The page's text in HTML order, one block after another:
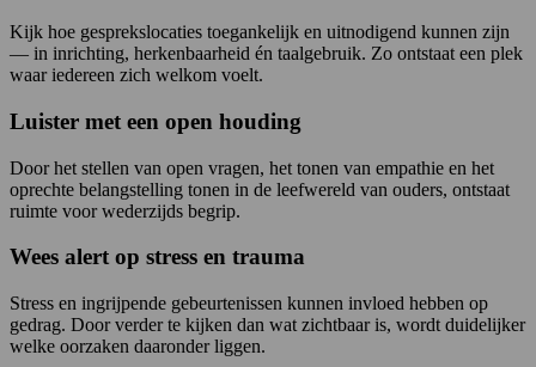
Kijk hoe gesprekslocaties toegankelijk en uitnodigend kunnen zijn
— in inrichting, herkenbaarheid én taalgebruik. Zo ontstaat een plek
waar iedereen zich welkom voelt.
Luister met een open houding
Door het stellen van open vragen, het tonen van empathie en het
oprechte belangstelling tonen in de leefwereld van ouders, ontstaat
ruimte voor wederzijds begrip.
Wees alert op stress en trauma
Stress en ingrijpende gebeurtenissen kunnen invloed hebben op
gedrag. Door verder te kijken dan wat zichtbaar is, wordt duidelijker
welke oorzaken daaronder liggen.